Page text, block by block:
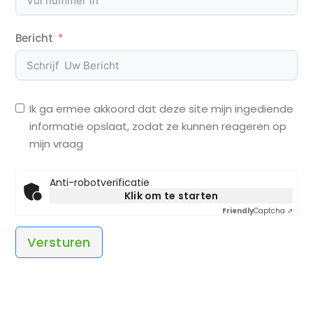
Bericht
Ik ga ermee akkoord dat deze site mijn ingediende
informatie opslaat, zodat ze kunnen reageren op
mijn vraag
Anti-robotverificatie
Klik om te starten
FriendlyCaptcha ⇗
Versturen